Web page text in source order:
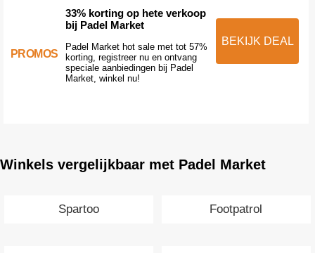
PROMOS
33% korting op hete verkoop
bij Padel Market
Padel Market hot sale met tot 57%
korting, registreer nu en ontvang
speciale aanbiedingen bij Padel
Market, winkel nu!
BEKIJK DEAL
Winkels vergelijkbaar met Padel Market
Spartoo Footpatrol